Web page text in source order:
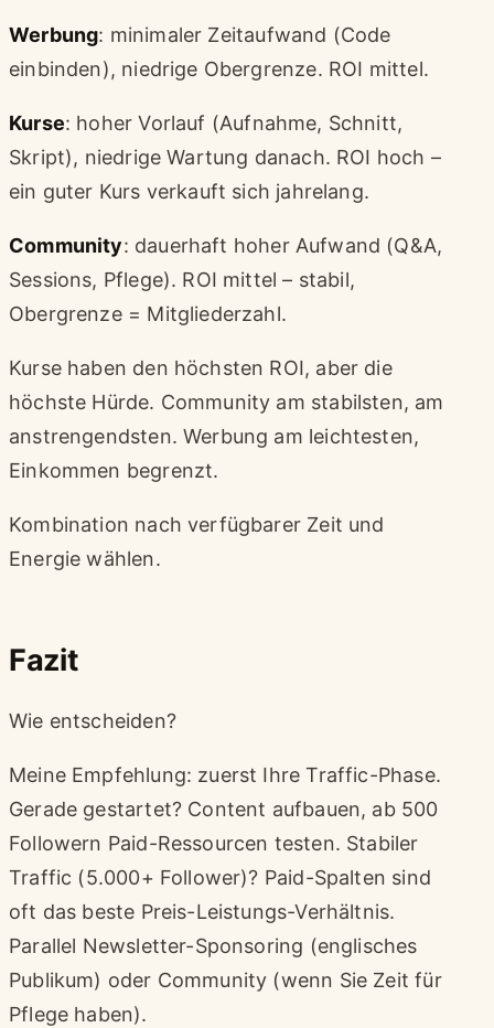
Werbung: minimaler Zeitaufwand (Code
einbinden), niedrige Obergrenze. ROI mittel.
Kurse: hoher Vorlauf (Aufnahme, Schnitt,
Skript), niedrige Wartung danach. ROI hoch –
ein guter Kurs verkauft sich jahrelang.
Community: dauerhaft hoher Aufwand (Q&A,
Sessions, Pflege). ROI mittel – stabil,
Obergrenze = Mitgliederzahl.
Kurse haben den höchsten ROI, aber die
höchste Hürde. Community am stabilsten, am
anstrengendsten. Werbung am leichtesten,
Einkommen begrenzt.
Kombination nach verfügbarer Zeit und
Energie wählen.
Fazit
Wie entscheiden?
Meine Empfehlung: zuerst Ihre Traffic-Phase.
Gerade gestartet? Content aufbauen, ab 500
Followern Paid-Ressourcen testen. Stabiler
Traffic (5.000+ Follower)? Paid-Spalten sind
oft das beste Preis-Leistungs-Verhältnis.
Parallel Newsletter-Sponsoring (englisches
Publikum) oder Community (wenn Sie Zeit für
Pflege haben).